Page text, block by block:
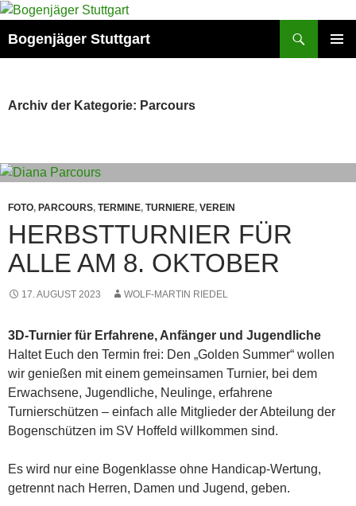
Zum
springen
Bogenjäger Stuttgart
Archiv der Kategorie: Parcours
FOTO, PARCOURS, TERMINE, TURNIERE, VEREIN
HERBSTTURNIER FÜR
ALLE AM 8. OKTOBER
17. AUGUST 2023 WOLF-MARTIN RIEDEL
3D-Turnier für Erfahrene, Anfänger und Jugendliche
Haltet Euch den Termin frei: Den „Golden Summer“ wollen
wir genießen mit einem gemeinsamen Turnier, bei dem
Erwachsene, Jugendliche, Neulinge, erfahrene
Turnierschützen – einfach alle Mitglieder der Abteilung der
Bogenschützen im SV Hoffeld willkommen sind.
Es wird nur eine Bogenklasse ohne Handicap-Wertung,
getrennt nach Herren, Damen und Jugend, geben.